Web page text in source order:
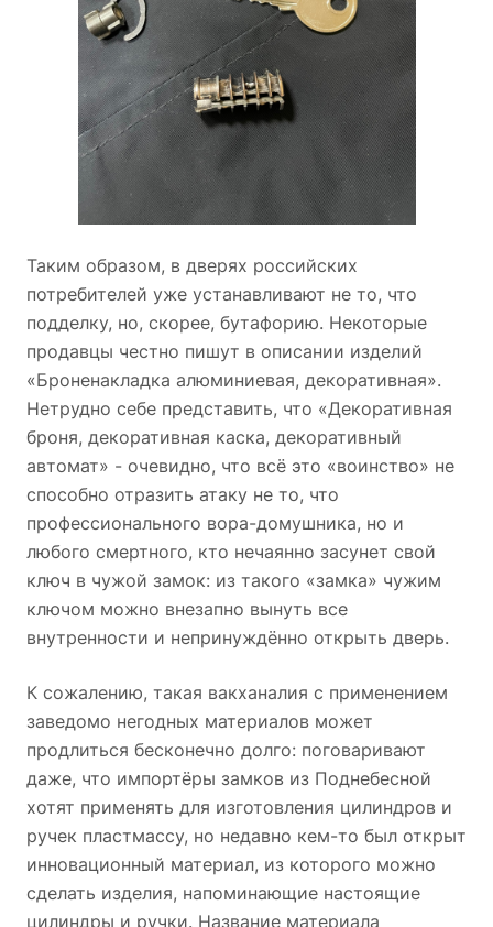
Таким образом, в дверях российских
потребителей уже устанавливают не то, что
подделку, но, скорее, бутафорию. Некоторые
продавцы честно пишут в описании изделий
«Броненакладка алюминиевая, декоративная».
Нетрудно себе представить, что «Декоративная
броня, декоративная каска, декоративный
автомат» - очевидно, что всё это «воинство» не
способно отразить атаку не то, что
профессионального вора-домушника, но и
любого смертного, кто нечаянно засунет свой
ключ в чужой замок: из такого «замка» чужим
ключом можно внезапно вынуть все
внутренности и непринуждённо открыть дверь.
К сожалению, такая вакханалия с применением
заведомо негодных материалов может
продлиться бесконечно долго: поговаривают
даже, что импортёры замков из Поднебесной
хотят применять для изготовления цилиндров и
ручек пластмассу, но недавно кем-то был открыт
инновационный материал, из которого можно
сделать изделия, напоминающие настоящие
цилиндры и ручки. Название материала